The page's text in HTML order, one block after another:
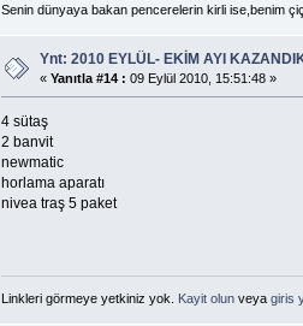
Senin dünyaya bakan pencerelerin kirli ise,benim
Ynt: 2010 EYLÜL- EKİM AYI
« Yanıtla #14 : 09 Eylül 2010, 15:51:48 »
4 sütaş
2 banvit
newmatic
horlama aparatı
nivea traş 5 paket
Linkleri görmeye yetkiniz yok. Kayit olunveya giris